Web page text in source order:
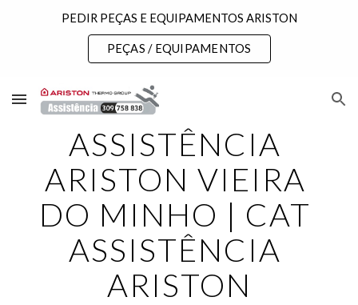
Skip to main content
PEDIR PEÇAS E EQUIPAMENTOS ARISTON
PEÇAS / EQUIPAMENTOS
ASSISTÊNCIA
ARISTON VIEIRA
DO MINHO | CAT
ASSISTÊNCIA
ARISTON